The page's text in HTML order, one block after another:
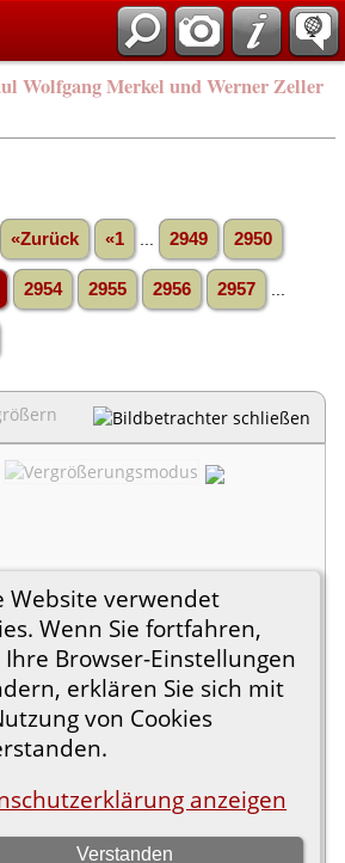
Wolfgang Merkel und Werner Zeller
«Zurück «1 2949 2950
2954 2955 2956 2957